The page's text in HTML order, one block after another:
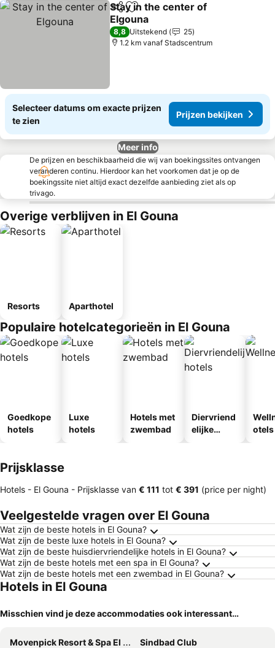
DelenToevoegen aan favorieten
Stay in the center of
Elgouna
Prijzen bekijken
8,8 Uitstekend
25
1.2 km vanaf Stadscentrum
Selecteer datums om exacte prijzen
te zien
Prijzen bekijken
Meer info
De prijzen en beschikbaarheid die wij van boekingssites ontvangen
veranderen continu. Hierdoor kan het voorkomen dat je op de
boekingssite niet altijd exact dezelfde aanbieding ziet als op
trivago.
Overige verblijven in El Gouna
Resorts Aparthotel
Populaire hotelcategorieën in El Gouna
Goedkope
hotels
Luxe
hotels
Hotels met
zwembad
Diervriend
elijke
otels
Prijsklasse
Hotels - El Gouna - Prijsklasse van ‎€ 111 tot ‎€ 391 (price per night)
Veelgestelde vragen over El Gouna
Wat zijn de beste hotels in El Gouna?
Wat zijn de beste luxe hotels in El Gouna?
Wat zijn de beste huisdiervriendelijke hotels in El Gouna?
Wat zijn de beste hotels met een spa in El Gouna?
Wat zijn de beste hotels met een zwembad in El Gouna?
Hotels in El Gouna
Misschien vind je deze accommodaties ook interessant…
Movenpick Resort & Spa El Gouna
Sindbad Club